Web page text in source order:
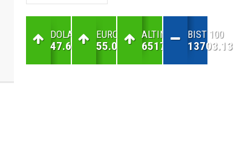
DOLAR
47.6
EURO
55.07
ALTIN
6517.38
BIST 100
13703.13